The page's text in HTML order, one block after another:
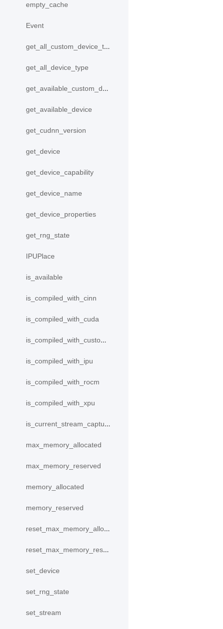
empty_cache
Event
get_all_custom_device_type
get_all_device_type
get_available_custom_device
get_available_device
get_cudnn_version
get_device
get_device_capability
get_device_name
get_device_properties
get_rng_state
IPUPlace
is_available
is_compiled_with_cinn
is_compiled_with_cuda
is_compiled_with_custom_device
is_compiled_with_ipu
is_compiled_with_rocm
is_compiled_with_xpu
is_current_stream_capturing
max_memory_allocated
max_memory_reserved
memory_allocated
memory_reserved
reset_max_memory_allocated
reset_max_memory_reserved
set_device
set_rng_state
set_stream